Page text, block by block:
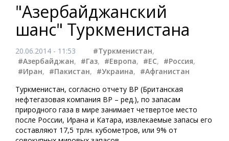
"Азербайджанский
шанс" Туркменистана
20.06.2014 - 11:53 #Туркменистан,
#Азербайджан, #Газ, #Европа, #ЕС, #Россия,
#Иран, #Пакистан, #Украина, #Афганистан
Туркменистан, согласно отчету BP (Британская
нефтегазовая компания ВР – ред.), по запасам
природного газа в мире занимает четвертое место
после России, Ирана и Катара, извлекаемые запасы его
составляют 17,5 трлн. кубометров, или 9% от